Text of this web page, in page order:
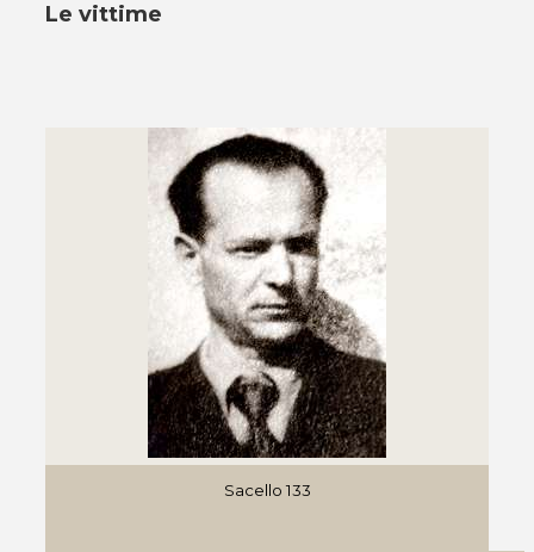
Le vittime
Sacello 133